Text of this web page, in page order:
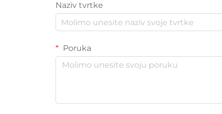
Naziv tvrtke
Poruka